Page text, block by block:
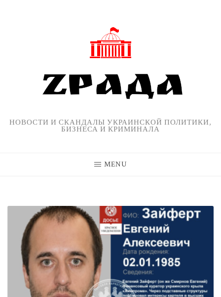
НОВОСТИ И СКАНДАЛЫ УКРАИНСКОЙ ПОЛИТИКИ,
БИЗНЕСА И КРИМИНАЛА
MENU